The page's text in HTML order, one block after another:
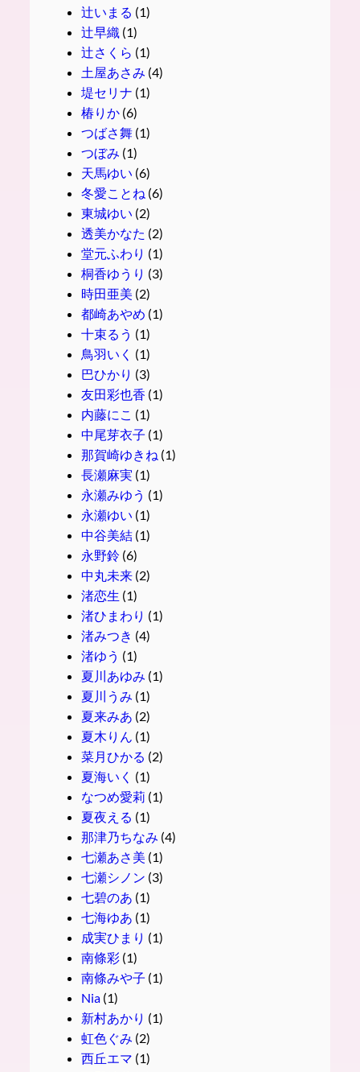
辻いまる (1)
辻早織 (1)
辻さくら (1)
土屋あさみ (4)
堤セリナ (1)
椿りか(6)
つばさ舞(1)
つぼみ (1)
天馬ゆい (6)
冬愛ことね (6)
東城ゆい (2)
透美かなた (2)
堂元ふわり (1)
桐香ゆうり (3)
時田亜美 (2)
都崎あやめ (1)
十束るう (1)
鳥羽いく (1)
巴ひかり (3)
友田彩也香 (1)
内藤にこ (1)
中尾芽衣子 (1)
那賀崎ゆきね (1)
長瀬麻実 (1)
永瀬みゆう (1)
永瀬ゆい (1)
中谷美結(1)
永野鈴(6)
中丸未来(2)
渚恋生 (1)
渚ひまわり (1)
渚みつき (4)
渚ゆう (1)
夏川あゆみ (1)
夏川うみ (1)
夏来みあ (2)
夏木りん (1)
菜月ひかる (2)
夏海いく (1)
なつめ愛莉 (1)
夏夜える (1)
那津乃ちなみ (4)
七瀬あさ美 (1)
七瀬シノン (3)
七碧のあ (1)
七海ゆあ (1)
成実ひまり (1)
南條彩(1)
南條みや子 (1)
Nia(1)
新村あかり (1)
虹色ぐみ (2)
西丘エマ (1)